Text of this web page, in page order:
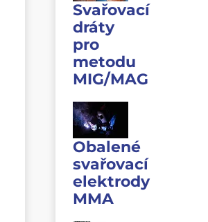
Svařovací
dráty
pro
metodu
MIG/MAG
Obalené
svařovací
elektrody
MMA